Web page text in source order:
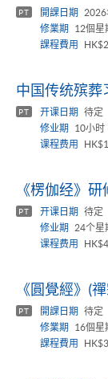
PT 開課日期
2026
修業期
12個星
課程費用
中国传统殡葬
PT 开课日期
待定
修业期
10小时
课程费用
《楞伽经》研
PT 开课日期
待定
修业期
24个星
课程费用
《圓覺經》(
PT 開課日期
待定
修業期
16個星
課程費用